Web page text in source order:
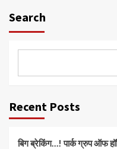
Search
Recent Posts
बिग ब्रेकिंग…! पार्क ग्रुप ऑफ